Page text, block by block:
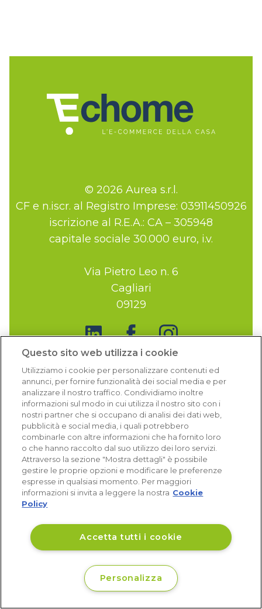
© 2026 Aurea s.r.l.
CF e n.iscr. al Registro Imprese: 03911450926
iscrizione al R.E.A.: CA – 305948
capitale sociale 30.000 euro, i.v.
Via Pietro Leo n. 6
Cagliari
09129
CHI SIAMO
AIUTO E CONTATTI
TERMINI E CONDIZIONI
Questo sito web utilizza i cookie
Utilizziamo i cookie per personalizzare contenuti ed
annunci, per fornire funzionalità dei social media e per
analizzare il nostro traffico. Condividiamo inoltre
informazioni sul modo in cui utilizza il nostro sito con i
nostri partner che si occupano di analisi dei dati web,
pubblicità e social media, i quali potrebbero
combinarle con altre informazioni che ha fornito loro
o che hanno raccolto dal suo utilizzo dei loro servizi.
Attraverso la sezione "Mostra dettagli" è possibile
gestire le proprie opzioni e modificare le preferenze
espresse in qualsiasi momento. Per maggiori
informazioni si invita a leggere la nostra Cookie
Policy
Accetta tutti i cookie
Personalizza